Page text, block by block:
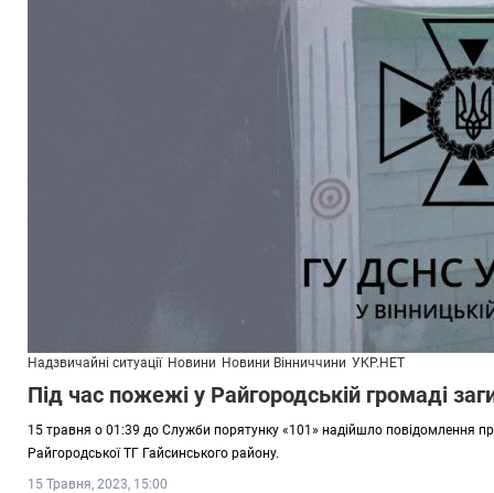
Надзвичайні ситуації Новини Новини Вінниччини УКР.НЕТ
Під час пожежі у Райгородській громаді
15 травня о 01:39 до Служби порятунку «101» надійшло повідомлення
Райгородської ТГ Гайсинського району.
15 Травня, 2023, 15:00